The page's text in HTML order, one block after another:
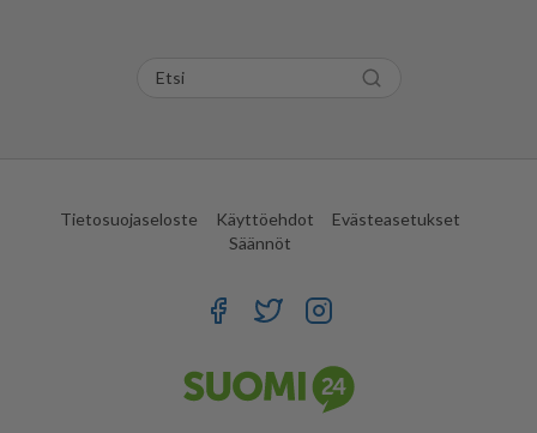
Tietosuojaseloste Käyttöehdot
Evästeasetukset
Säännöt